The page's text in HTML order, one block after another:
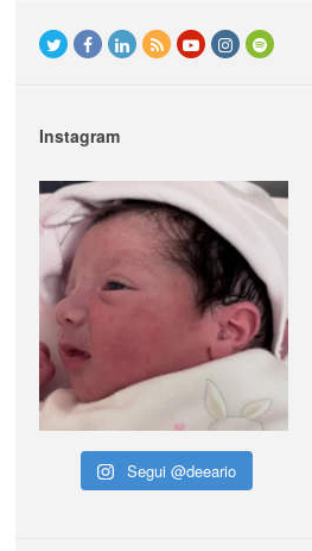
Instagram
Segui @deeario